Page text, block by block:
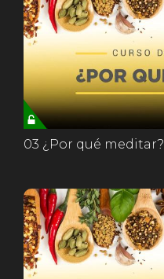
03 ¿Por qué meditar?